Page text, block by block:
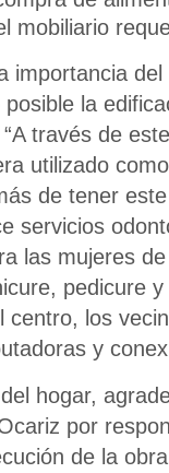
mobiliario
importancia
la
través de
utilizado
de tener
servicios
las mujeres
pedicure
centro, los
y
hogar,
por
de la